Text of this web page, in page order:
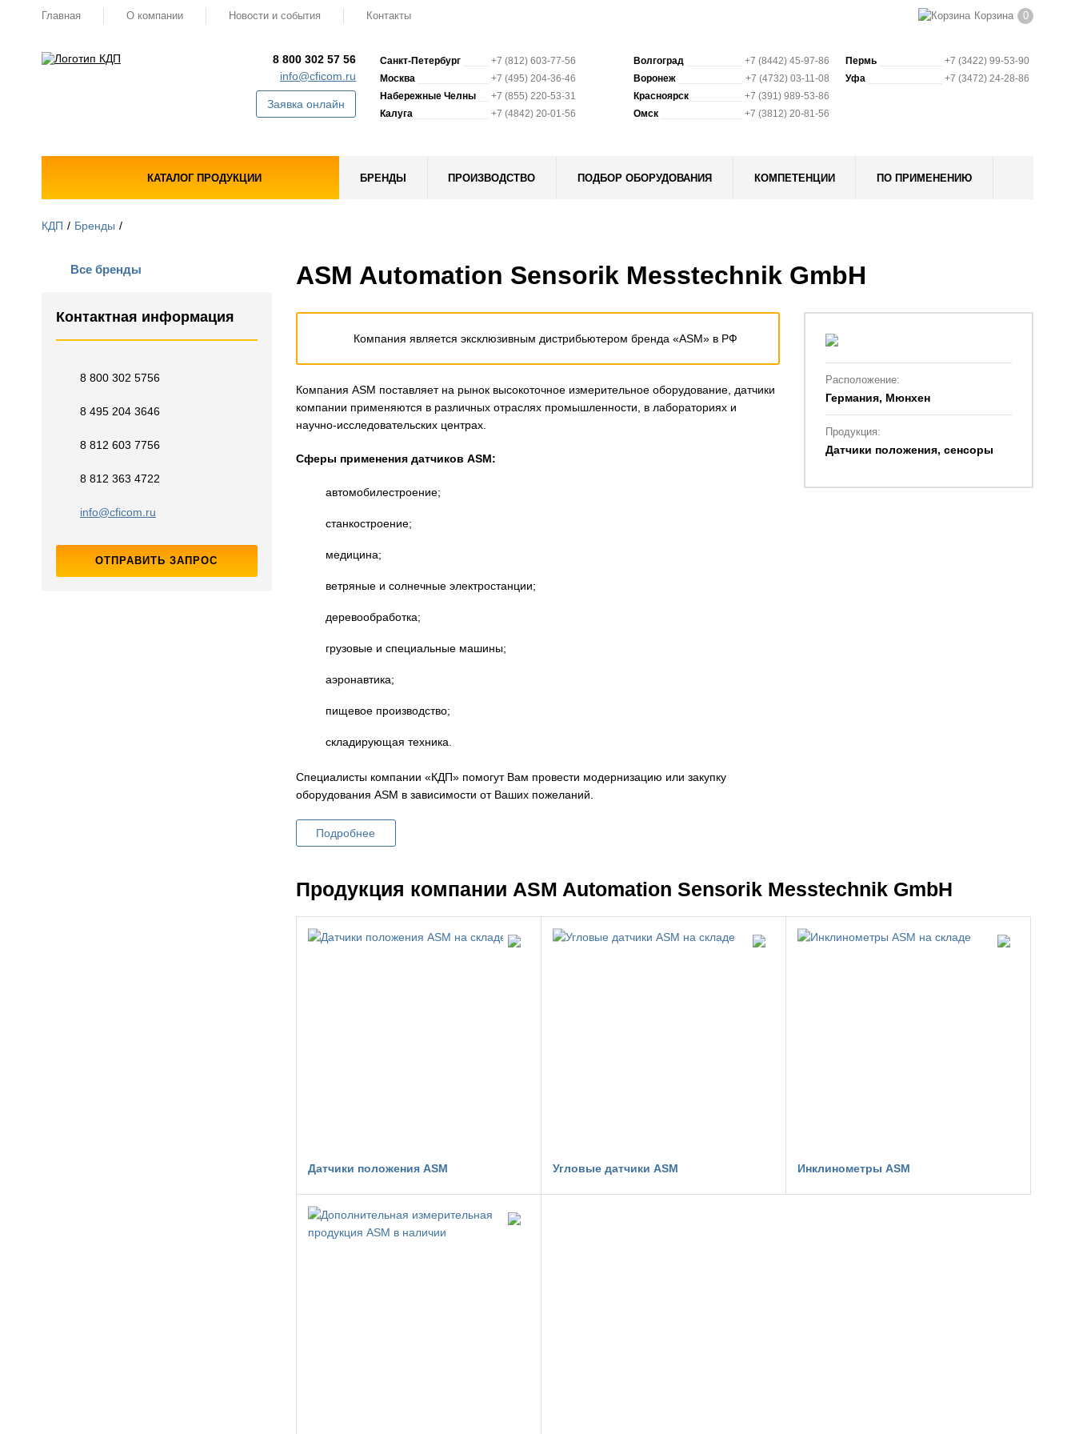
Главная О компании Новости и события Контакты Корзина 0
8 800 302 57 56
info@cficom.ru
Заявка онлайн
Санкт-Петербург
+7 (812) 603-77-56
Москва
+7 (495) 204-36-46
Набережные Челны
+7 (855) 220-53-31
Калуга
+7 (4842) 20-01-56
Волгоград
+7 (8442) 45-97-86
Воронеж
+7 (4732) 03-11-08
Красноярск
+7 (391) 989-53-86
Омск
+7 (3812) 20-81-56
Пермь
+7 (3422) 99-53-90
Уфа
+7 (3472) 24-28-86
КАТАЛОГ ПРОДУКЦИИ БРЕНДЫ ПРОИЗВОДСТВО ПОДБОР ОБОРУДОВАНИЯ КОМПЕТЕНЦИИ ПО ПРИМЕНЕНИЮ
КДП Бренды
Все бренды
Контактная информация
8 800 302 5756
8 495 204 3646
8 812 603 7756
8 812 363 4722
info@cficom.ru
ОТПРАВИТЬ ЗАПРОС
ASM Automation Sensorik Messtechnik GmbH
Компания является эксклюзивным дистрибьютером бренда «ASM» в РФ
Компания ASM поставляет на рынок высокоточное измерительное оборудование, датчики
компании применяются в различных отраслях промышленности, в лабораториях и
научно-исследовательских центрах.
Сферы применения датчиков ASM:
автомобилестроение;
станкостроение;
медицина;
ветряные и солнечные электростанции;
деревообработка;
грузовые и специальные машины;
аэронавтика;
пищевое производство;
складирующая техника.
Специалисты компании «КДП» помогут Вам провести модернизацию или закупку
оборудования ASM в зависимости от Ваших пожеланий.
Подробнее
Расположение:
Германия, Мюнхен
Продукция:
Датчики положения, сенсоры
Продукция компании ASM Automation Sensorik Messtechnik GmbH
Датчики положения ASM Угловые датчики ASM Инклинометры ASM